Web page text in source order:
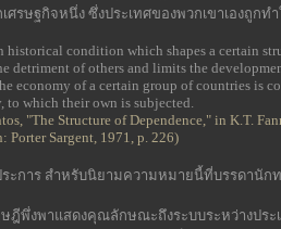
ศรษฐกิจหนึ่ง ซึ่งประเทศของพวกเขาเองถูก
historical condition which shapes a certain
detriment of others and limits the
economy of a certain group of countries is
to which their own is subjected.
"The Structure of Dependence," in K.T.
Porter Sargent, 1971, p. 226)
ะการ สำหรับนิยามความหมายนี้ที่บรรดานั
ฎีพึ่งพาแสดงคุณลักษณะถึงระบบระหว่างประ